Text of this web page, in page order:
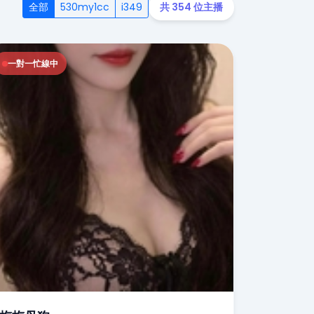
全部 530my1cc i349 共 354 位主播
一對一忙線中